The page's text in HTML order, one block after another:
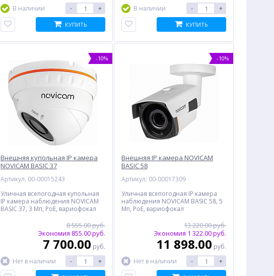
В наличии
- +
КУПИТЬ
В наличии
- +
КУПИТЬ
-10%
Внешняя купольная IP камера
NOVICAM BASIC 37
Артикул: 00-00015243
Уличная всепогодная купольная
IP камера наблюдения NOVICAM
BASIC 37, 3 Мп, PoE, вариофокал
8 555.00 руб.
Экономия 855.00 руб.
7 700.00 руб.
Нет в наличии
- +
-10%
Внешняя IP камера NOVICAM
BASIC 58
Артикул: 00-00017309
Уличная всепогодная IP камера
наблюдения NOVICAM BASIC 58, 5
Мп, PoE, вариофокал
13 220.00 руб.
Экономия 1 322.00 руб.
11 898.00 руб.
Нет в наличии
- +